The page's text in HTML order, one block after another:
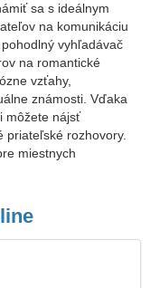
sa s ideálnym
na komunikáciu
vyhľadávač
na romantické
vzťahy,
známosti. Vďaka
môžete nájsť
priateľské rozhovory.
miestnych